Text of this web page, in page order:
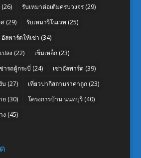
(26) รับเหมาต่อเติมครบวงจร(29)
(29) รับเหมารีโนเวท (25)
อัลพาร์ดให้เช่า (34)
ลง (22) เข็มเหล็ก(23)
ารถตู้กระบี่ (24) เช่าอัลพาร์ด (39)
บ (27) เที่ยวปากีสถานราคาถูก(23)
ย (30) โครงการบ้าน นนทบุรี(40)
ง (45)